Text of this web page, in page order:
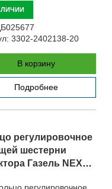
3302-2402138-20
В корзину
Подробнее
регулировочное
шестерни
Газель NEXT